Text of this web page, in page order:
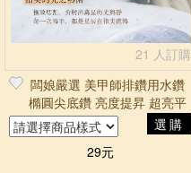
21 人訂購
闆娘嚴選 美甲師排鑽用水鑽
橢圓尖底鑽 亮度提昇 超亮平
底鑽
選購
29元